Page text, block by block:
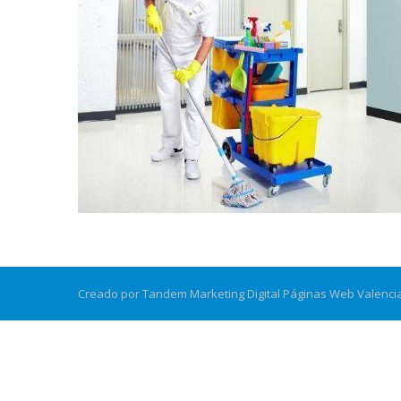
Creado por Tandem Marketing Digital Páginas Web